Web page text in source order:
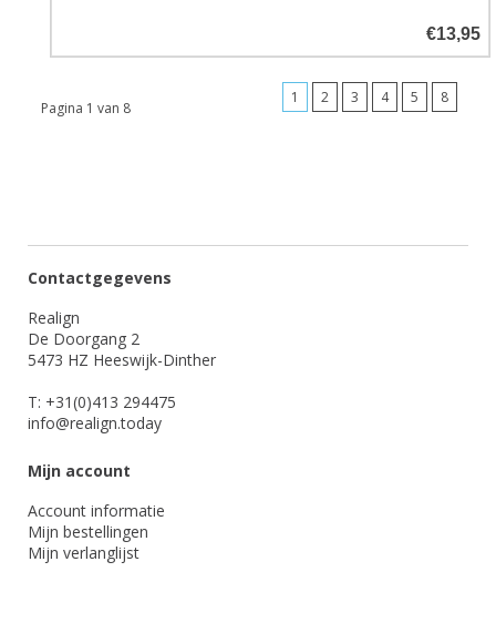
€13,95
Pagina 1 van 8
1 2 3 4 5 8
Contactgegevens
Realign
De Doorgang 2
5473 HZ Heeswijk-Dinther
T: +31(0)413 294475
info@realign.today
Mijn account
Account informatie
Mijn bestellingen
Mijn verlanglijst